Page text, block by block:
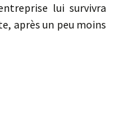
lui survivra
après un peu moins